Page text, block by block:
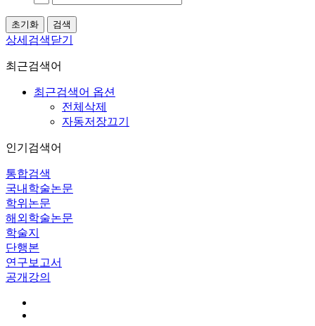
상세검색닫기
최근검색어
최근검색어 옵션
전체삭제
자동저장끄기
인기검색어
통합검색
국내학술논문
학위논문
해외학술논문
학술지
단행본
연구보고서
공개강의